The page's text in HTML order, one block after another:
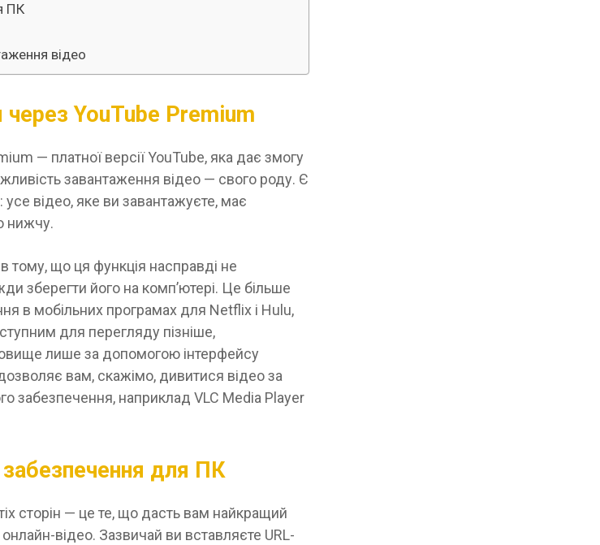
ПК
відео
YouTube Premium
— платної версії YouTube, яка дає змогу
завантаження відео — свого роду. Є
відео, яке ви завантажуєте, має
нижчу.
тому, що ця функція насправді не
зберегти його на комп’ютері. Це більше
в мобільних програмах для Netflix і Hulu,
для перегляду пізніше,
лише за допомогою інтерфейсу
вам, скажімо, дивитися відео за
забезпечення, наприклад VLC Media Player
для ПК
сторін — це те, що дасть вам найкращий
відео. Зазвичай ви вставляєте URL-